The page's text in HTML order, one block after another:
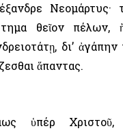
Νεομάρτυς·
θεῖον πέλων,
δι’ ἀγάπην
ἅπαντας.
ὑπέρ Χριστοῦ,